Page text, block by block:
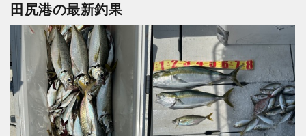
田尻港の最新釣果